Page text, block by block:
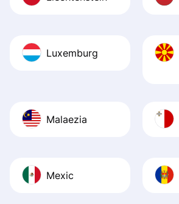
Luxemburg
Malaezia
Mexic